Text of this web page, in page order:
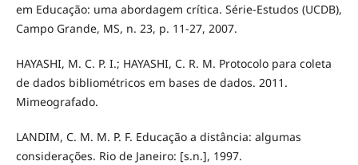
em Educação: uma abordagem crítica. Série-Estudos (UCDB),
Campo Grande, MS, n. 23, p. 11-27, 2007.
HAYASHI, M. C. P. I.; HAYASHI, C. R. M. Protocolo para coleta
de dados bibliométricos em bases de dados. 2011.
Mimeografado.
LANDIM, C. M. M. P. F. Educação a distância: algumas
considerações. Rio de Janeiro: [s.n.], 1997.